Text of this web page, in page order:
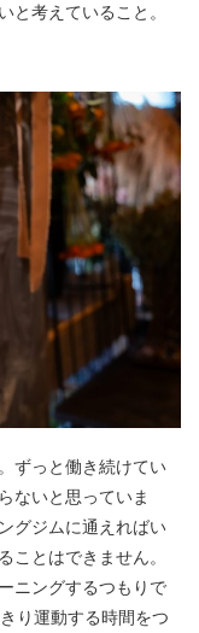
と考えていること。
ずっと働き続けてい
ないと思っていま
グジムに通えればい
ことはできません。
ニングするつもりで
り運動する時間をつ